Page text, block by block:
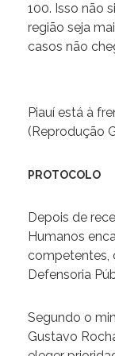
100. Isso não
região seja
casos não
Piauí está à
(Reprodução
PROTOCOLO
Depois de
Humanos
competentes,
Defensoria
Segundo o
Gustavo